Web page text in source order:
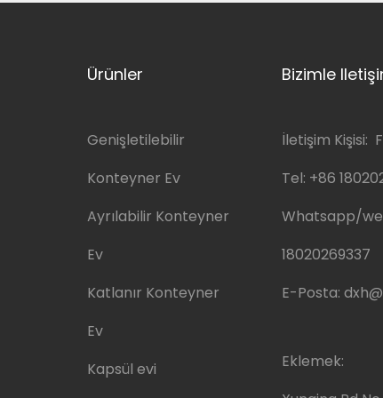
Ürünler
Genişletilebilir
Konteyner Ev
Ayrılabilir Konteyner
Ev
Katlanır Konteyner
Ev
Kapsül evi
Bizimle
İletişim Kişisi:
Tel: +86
Whatsapp/
18020269337
E-Posta:
Eklemek: